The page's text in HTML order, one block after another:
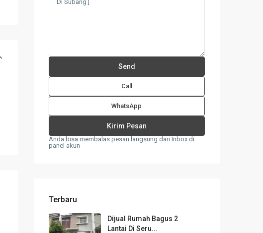
Call
WhatsApp
Anda bisa membalas pesan langsung dari Inbox di
panel akun
Terbaru
Dijual Rumah Bagus 2
Lantai Di Seru...